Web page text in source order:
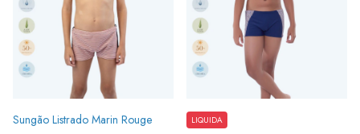
Sungão Listrado Marin Rouge LIQUIDA